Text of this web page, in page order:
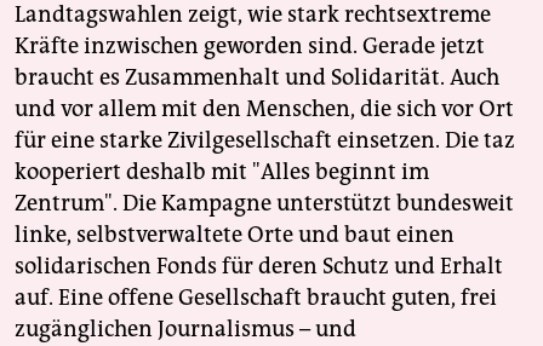
Landtagswahlen zeigt, wie stark rechtsextreme
Kräfte inzwischen geworden sind. Gerade jetzt
braucht es Zusammenhalt und Solidarität. Auch
und vor allem mit den Menschen, die sich vor Ort
für eine starke Zivilgesellschaft einsetzen. Die taz
kooperiert deshalb mit "Alles beginnt im
Zentrum". Die Kampagne unterstützt bundesweit
linke, selbstverwaltete Orte und baut einen
solidarischen Fonds für deren Schutz und Erhalt
auf. Eine offene Gesellschaft braucht guten, frei
zugänglichen Journalismus – und